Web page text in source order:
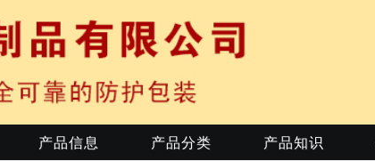
产品信息 产品分类 产品知识